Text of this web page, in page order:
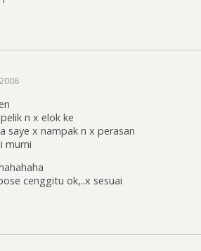
n x elok ke
saye x nampak n x perasan
murni
cenggitu ok,..x sesuai